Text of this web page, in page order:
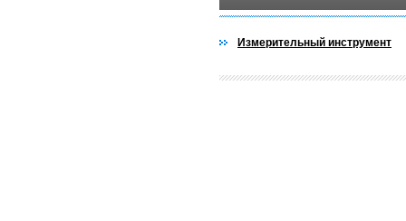
Измерительный инструмент